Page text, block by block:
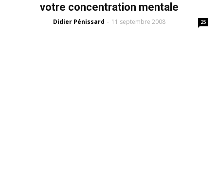
votre concentration mentale
Didier Pénissard - 11 septembre 2008 25